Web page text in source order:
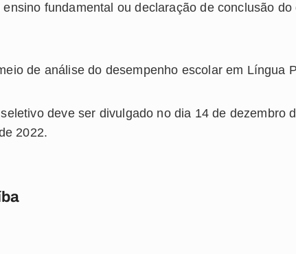
fundamental ou declaração de conclusão
de análise do desempenho escolar em Língua
deve ser divulgado no dia 14 de dezembro
2022.